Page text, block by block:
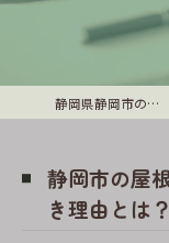
静岡県静岡市の外壁塗装はMyC
静岡市の屋
き理由とは？